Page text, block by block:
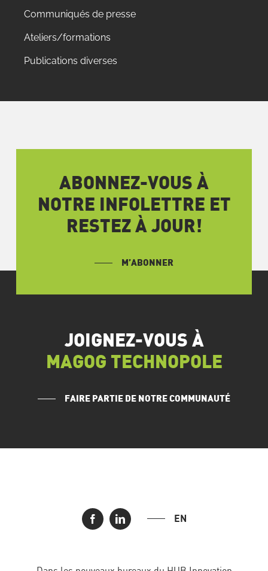
Communiqués de presse
Ateliers/formations
Publications diverses
ABONNEZ-VOUS À
NOTRE INFOLETTRE ET
RESTEZ À JOUR!
M’ABONNER
JOIGNEZ-VOUS À
MAGOG TECHNOPOLE
FAIRE PARTIE DE NOTRE COMMUNAUTÉ
EN